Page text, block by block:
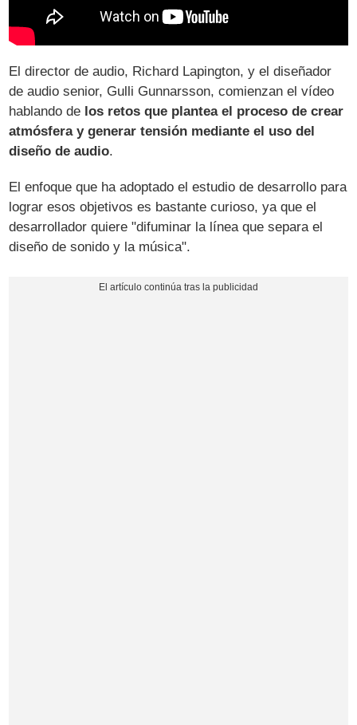
El director de audio, Richard Lapington, y el diseñador
de audio senior, Gulli Gunnarsson, comienzan el vídeo
hablando de los retos que plantea el proceso de crear
atmósfera y generar tensión mediante el uso del
diseño de audio.
El enfoque que ha adoptado el estudio de desarrollo para
lograr esos objetivos es bastante curioso, ya que el
desarrollador quiere "difuminar la línea que separa el
diseño de sonido y la música".